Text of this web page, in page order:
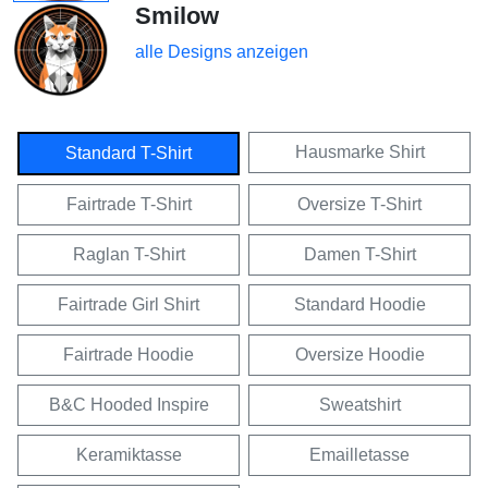
Smilow
alle Designs anzeigen
Standard T-Shirt Hausmarke Shirt
Fairtrade T-Shirt Oversize T-Shirt
Raglan T-Shirt Damen T-Shirt
Fairtrade Girl Shirt Standard Hoodie
Fairtrade Hoodie Oversize Hoodie
B&C Hooded Inspire Sweatshirt
Keramiktasse Emailletasse